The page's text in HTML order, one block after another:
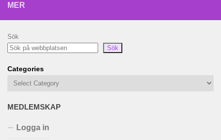
MER
Sök
Sök
Categories
MEDLEMSKAP
Logga in